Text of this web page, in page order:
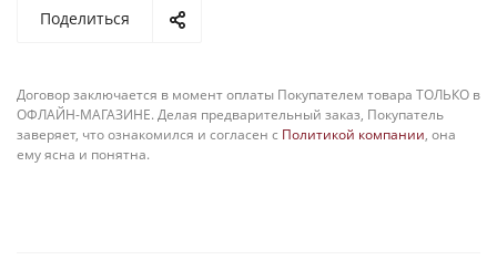
Поделиться
Договор заключается в момент оплаты Покупателем товара ТОЛЬКО в
ОФЛАЙН-МАГАЗИНЕ. Делая предварительный заказ, Покупатель
заверяет, что ознакомился и согласен с Политикой компании, она
ему ясна и понятна.